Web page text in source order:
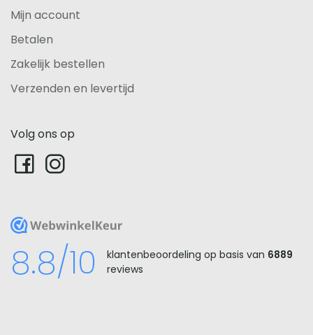
Mijn account
Betalen
Zakelijk bestellen
Verzenden en levertijd
Volg ons op
WebwinkelKeur
8.8/10 klantenbeoordeling op basis van 6889
reviews